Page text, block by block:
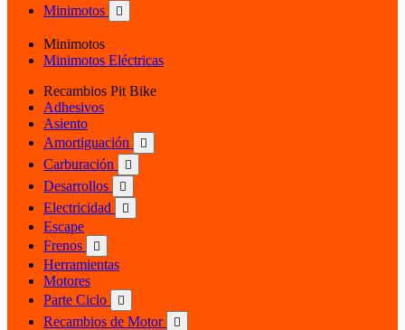
Minimotos

Minimotos
Minimotos Eléctricas
Recambios Pit Bike
Adhesivos
Asiento
Amortiguación

Carburación 
Desarrollos 
Electricidad 
Escape
Frenos

Herramientas
Motores
Parte Ciclo

Recambios de Motor 